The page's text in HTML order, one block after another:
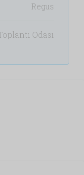
Regus
Odası